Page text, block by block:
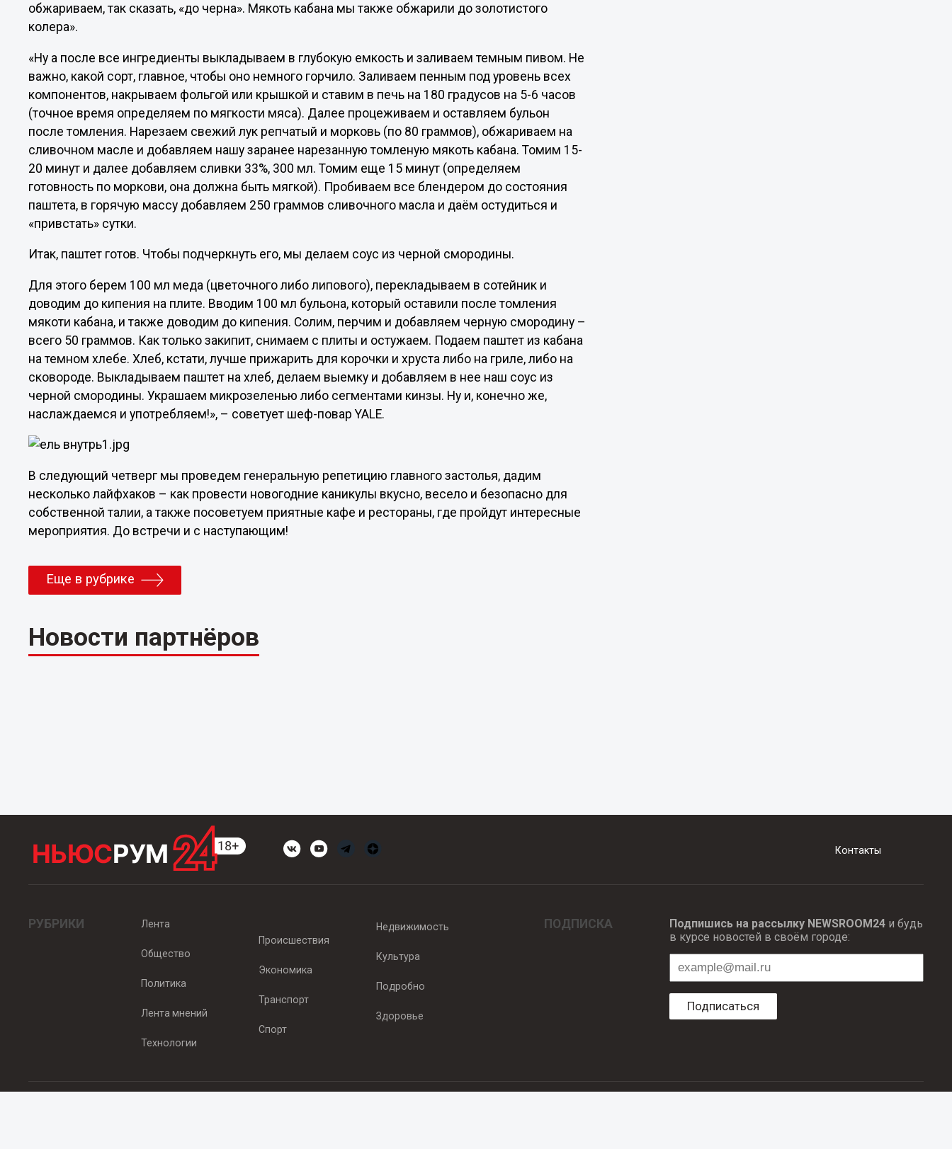
обжариваем, так сказать, «до черна». Мякоть кабана мы также обжарили до золотистого
колера».
«Ну а после все ингредиенты выкладываем в глубокую емкость и заливаем темным пивом. Не
важно, какой сорт, главное, чтобы оно немного горчило. Заливаем пенным под уровень всех
компонентов, накрываем фольгой или крышкой и ставим в печь на 180 градусов на 5-6 часов
(точное время определяем по мягкости мяса). Далее процеживаем и оставляем бульон
после томления. Нарезаем свежий лук репчатый и морковь (по 80 граммов), обжариваем на
сливочном масле и добавляем нашу заранее нарезанную томленую мякоть кабана. Томим 15-
20 минут и далее добавляем сливки 33%, 300 мл. Томим еще 15 минут (определяем
готовность по моркови, она должна быть мягкой). Пробиваем все блендером до состояния
паштета, в горячую массу добавляем 250 граммов сливочного масла и даём остудиться и
«привстать» сутки.
Итак, паштет готов. Чтобы подчеркнуть его, мы делаем соус из черной смородины.
Для этого берем 100 мл меда (цветочного либо липового), перекладываем в сотейник и
доводим до кипения на плите. Вводим 100 мл бульона, который оставили после томления
мякоти кабана, и также доводим до кипения. Солим, перчим и добавляем черную смородину –
всего 50 граммов. Как только закипит, снимаем с плиты и остужаем. Подаем паштет из кабана
на темном хлебе. Хлеб, кстати, лучше прижарить для корочки и хруста либо на гриле, либо на
сковороде. Выкладываем паштет на хлеб, делаем выемку и добавляем в нее наш соус из
черной смородины. Украшаем микрозеленью либо сегментами кинзы. Ну и, конечно же,
наслаждаемся и употребляем!», – советует шеф-повар YALE.
В следующий четверг мы проведем генеральную репетицию главного застолья, дадим
несколько лайфхаков – как провести новогодние каникулы вкусно, весело и безопасно для
собственной талии, а также посоветуем приятные кафе и рестораны, где пройдут интересные
мероприятия. До встречи и с наступающим!
Еще в рубрике
Новости партнёров
Контакты
РУБРИКИ Лента
Общество
Политика
Лента мнений
Технологии
Происшествия
Экономика
Транспорт
Спорт
Недвижимость
Культура
Подробно
Здоровье
ПОДПИСКА Подпишись на рассылку NEWSROOM24и будь
в курсе новостей в своём городе:
Подписаться